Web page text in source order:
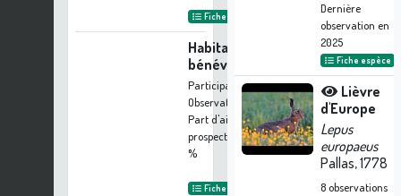
Fiche organisme
Habitants-
bénévoles
Participation à 67
Observations
Part d'aide à la
prospection :5.22
%
Fiche organisme
Dernière
observation en
2025
Fiche espèce
Lièvre
d'Europe
Lepus
europaeus
Pallas, 1778
8observations